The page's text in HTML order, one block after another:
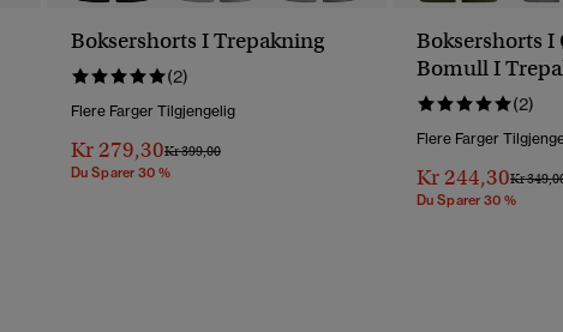
Boksershorts I Trepakning
(2)
Flere Farger Tilgjengelig
Kr 279,30Pris Nedsatt Fra
Kr 399,00Til
Du Sparer 30 %
Boksershorts
Bomull I
(2)
Flere Farger
Kr 244,30Pris
Kr
Du Sparer 30 %